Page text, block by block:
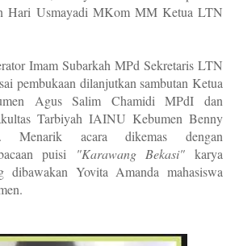
Hari Usmayadi MKom MM Ketua LTN
Imam Subarkah MPd Sekretaris LTN
pembukaan dilanjutkan sambutan Ketua
Agus Salim Chamidi MPdI dan
Tarbiyah IAINU Kebumen Benny
Menarik acara dikemas dengan
puisi
"Karawang Bekasi" karya
Yovita Amanda mahasiswa